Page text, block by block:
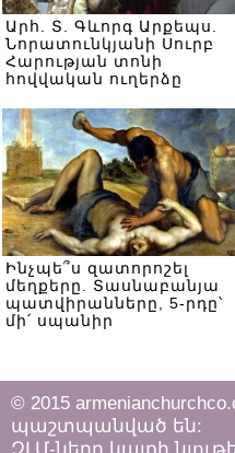
Արհ. Տ. Գևորգ Արքեպս.
Նորատունկյանի Սուրբ
Հարության տոնի
հովվական ուղերձը
Ինչպե՞ս զատորոշել
մեղքերը. Տասնաբանյա
պատվիրանները, 5-րդը՝
մի՛ սպանիր
© 2015
պաշտպանված են: